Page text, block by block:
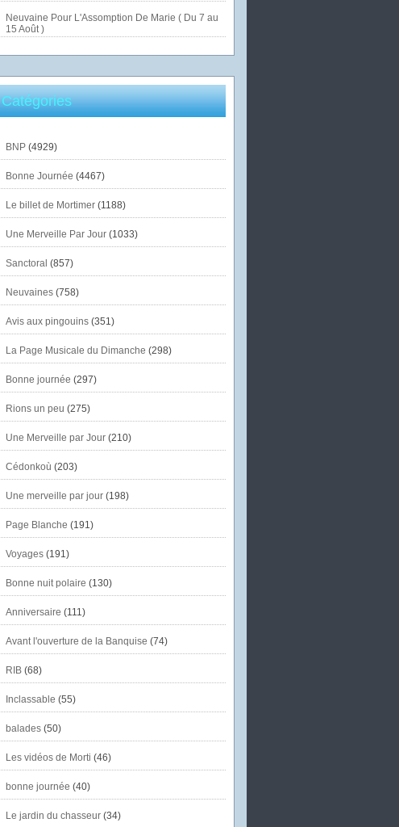
Neuvaine Pour L'Assomption De Marie ( Du 7 au
15 Août )
Catégories
BNP(4929)
Bonne Journée (4467)
Le billet de Mortimer(1188)
Une Merveille Par Jour(1033)
Sanctoral (857)
Neuvaines(758)
Avis aux pingouins(351)
La Page Musicale du Dimanche (298)
Bonne journée (297)
Rions un peu (275)
Une Merveille par Jour(210)
Cédonkoù (203)
Une merveille par jour(198)
Page Blanche (191)
Voyages(191)
Bonne nuit polaire (130)
Anniversaire (111)
Avant l'ouverture de la Banquise (74)
RIB(68)
Inclassable (55)
balades(50)
Les vidéos de Morti (46)
bonne journée (40)
Le jardin du chasseur(34)